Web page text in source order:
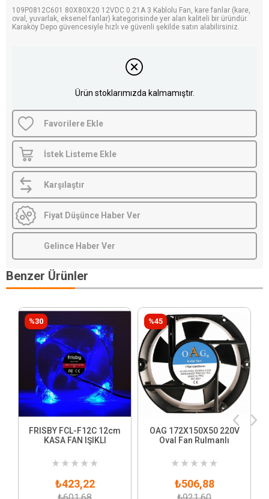
109P0812C601 80X80X20 12VDC 0.21A 3 Kablolu Fan, kare fanlar (kare,
oval, yuvarlak, eksenel fanlar) kategorisinde yer alan kaliteli bir üründür.
Karaköy Depo güvencesiyle hızlı ve güvenli şekilde satın alabilirsiniz.
Ürün stoklarımızda kalmamıştır.
Favorilere Ekle
İstek Listeme Ekle
Karşılaştır
Fiyat Düşünce Haber Ver
Gelince Haber Ver
Benzer Ürünler
FRISBY FCL-F12C 12cm
KASA FAN IŞIKLI
★ ★ ★ ★ ★
₺423,22
%30
OAG 172X150X50 220V
Oval Fan Rulmanlı
★ ★ ★ ★ ★
₺506,88
%45